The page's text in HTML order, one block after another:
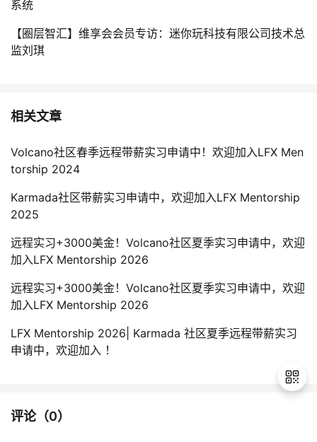
系统
【圈层智汇】维享会会员专访：迷你玩科技有限公司技术总
监刘琪
相关文章
Volcano社区春季远程带薪实习申请中！欢迎加入LFX Men
torship 2024
Karmada社区带薪实习申请中，欢迎加入LFX Mentorship
2025
远程实习+3000美金！Volcano社区夏季实习申请中，欢迎
加入LFX Mentorship 2026
远程实习+3000美金！Volcano社区夏季实习申请中，欢迎
加入LFX Mentorship 2026
LFX Mentorship 2026| Karmada 社区夏季远程带薪实习
申请中，欢迎加入 ！
评论（0）